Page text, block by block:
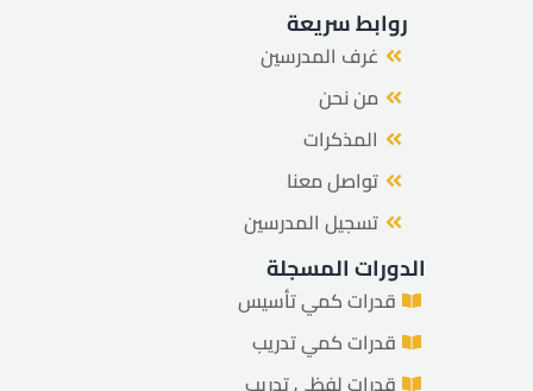
روابط سريعة
غرف المدرسين
من نحن
المذكرات
تواصل معنا
تسجيل المدرسين
الدورات المسجلة
قدرات كمي تأسيس
قدرات كمي تدريب
قدرات لفظي تدريب